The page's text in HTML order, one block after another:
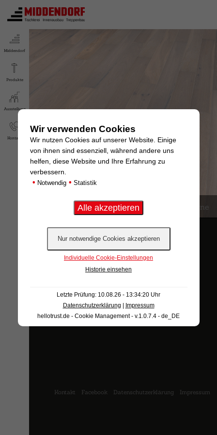
Middendorf
Produkte
Ausstellung
Kontakt
Foto: ter Hürne
PARKETT-
LANDHAUSDIELE
1
Kontakt Facebook Datenschutzerklärung Impressum
Wir verwenden Cookies
Wir nutzen Cookies auf unserer Website. Einige
von ihnen sind essenziell, während andere uns
helfen, diese Website und Ihre Erfahrung zu
verbessern.
• Notwendig • Statistik
Individuelle Cookie-Einstellungen
Historie einsehen
Letzte Prüfung: 10.08.26 - 13:34:20 Uhr
Datenschutzerklärung | Impressum
hellotrust.de - Cookie Management - v.1.0.7.4 - de_DE